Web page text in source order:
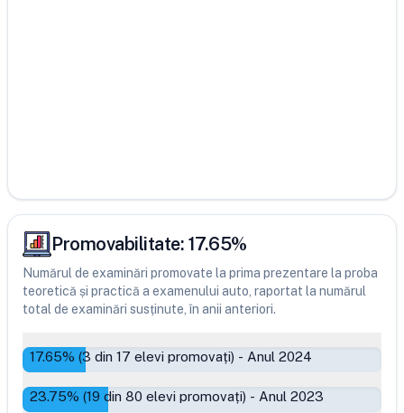
Promovabilitate: 17.65%
Numărul de examinări promovate la prima prezentare la proba
teoretică și practică a examenului auto, raportat la numărul
total de examinări susținute, în anii anteriori.
17.65% (3 din 17 elevi promovați) - Anul 2024
23.75% (19 din 80 elevi promovați) - Anul 2023